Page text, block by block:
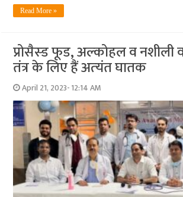
Read More »
प्रोसैस्‍ड फूड, अल्‍कोहल व नशीली
तंत्र के लिए हैं अत्‍यंत घातक
April 21, 2023- 12:14 AM